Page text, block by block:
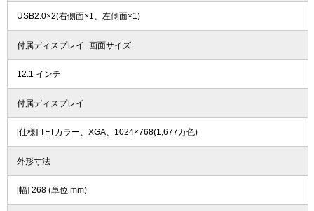
USB2.0×2(右側面×1、左側面×1)
付属ディスプレイ_画面サイズ
12.1 インチ
付属ディスプレイ
[仕様] TFTカラー、XGA、1024×768(1,677万色)
外形寸法
[幅] 268 (単位 mm)